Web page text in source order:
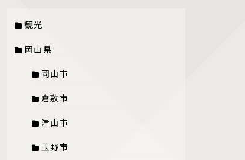
観光
岡山県
岡山市
倉敷市
津山市
玉野市